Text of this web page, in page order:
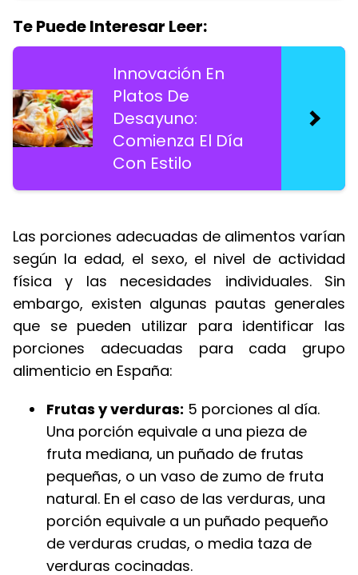
Te Puede Interesar Leer:
Innovación En
Platos De
Desayuno:
Comienza El Día
Con Estilo
Las porciones adecuadas de alimentos varían
según la edad, el sexo, el nivel de actividad
física y las necesidades individuales. Sin
embargo, existen algunas pautas generales
que se pueden utilizar para identificar las
porciones adecuadas para cada grupo
alimenticio en España:
Frutas y verduras: 5 porciones al día.
Una porción equivale a una pieza de
fruta mediana, un puñado de frutas
pequeñas, o un vaso de zumo de fruta
natural. En el caso de las verduras, una
porción equivale a un puñado pequeño
de verduras crudas, o media taza de
verduras cocinadas.